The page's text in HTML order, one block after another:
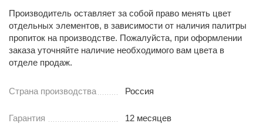
Производитель оставляет за собой право менять цвет
отдельных элементов, в зависимости от наличия палитры
пропиток на производстве. Пожалуйста, при оформлении
заказа уточняйте наличие необходимого вам цвета в
отделе продаж.
Страна производства Россия
Гарантия 12 месяцев